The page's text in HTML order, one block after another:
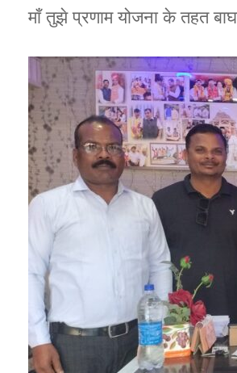
माँ तुझे प्रणाम योजना के तहत